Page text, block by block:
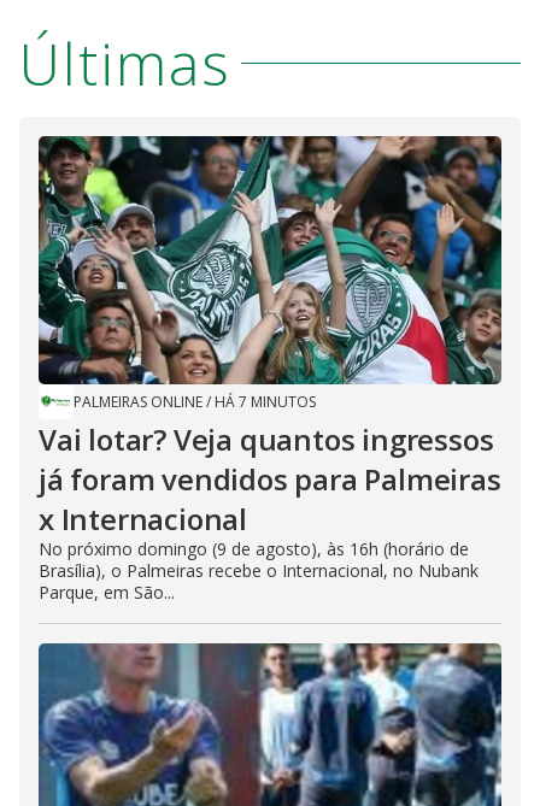
i
d
e
o
Últimas
PALMEIRAS ONLINE/ HÁ 7 MINUTOS
Vai lotar? Veja quantos ingressos
já foram vendidos para Palmeiras
x Internacional
No próximo domingo (9 de agosto), às 16h (horário de
Brasília), o Palmeiras recebe o Internacional, no Nubank
Parque, em São...